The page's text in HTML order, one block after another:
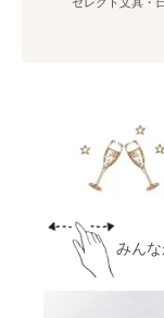
みん